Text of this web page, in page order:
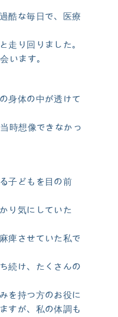
酷な毎日で、医療
走り回りました。
います。
身体の中が透けて
時想像できなかっ
子どもを目の前
り気にしていた
痺させていた私で
続け、たくさんの
を持つ方のお役に
すが、私の体調も